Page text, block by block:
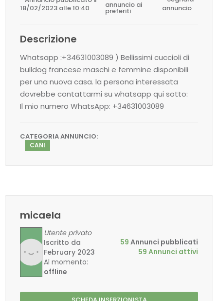
18/02/2023 alle 10:40
annuncio ai
preferiti
annuncio
Descrizione
Whatsapp :+34631003089 ) Bellissimi cuccioli di
bulldog francese maschi e femmine disponibili
per una nuova casa. la persona interessata
dovrebbe contattarmi su whatsapp qui sotto:
Il mio numero WhatsApp: +34631003089
CATEGORIA ANNUNCIO:
CANI
micaela
Utente privato
Iscritto da
February 2023
Al momento:
offline
59 Annunci pubblicati
59 Annunci attivi